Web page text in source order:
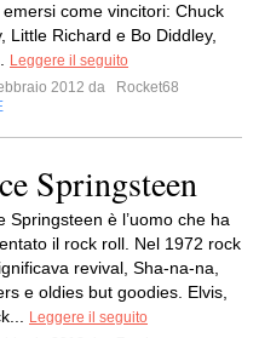
come vincitori: Chuck
Little Richard e Bo Diddley,
Leggere il seguito
2012 da
Rocket68
Springsteen
Springsteen è l’uomo che ha
il rock roll. Nel 1972 rock
revival, Sha-na-na,
e oldies but goodies. Elvis,
Leggere il seguito